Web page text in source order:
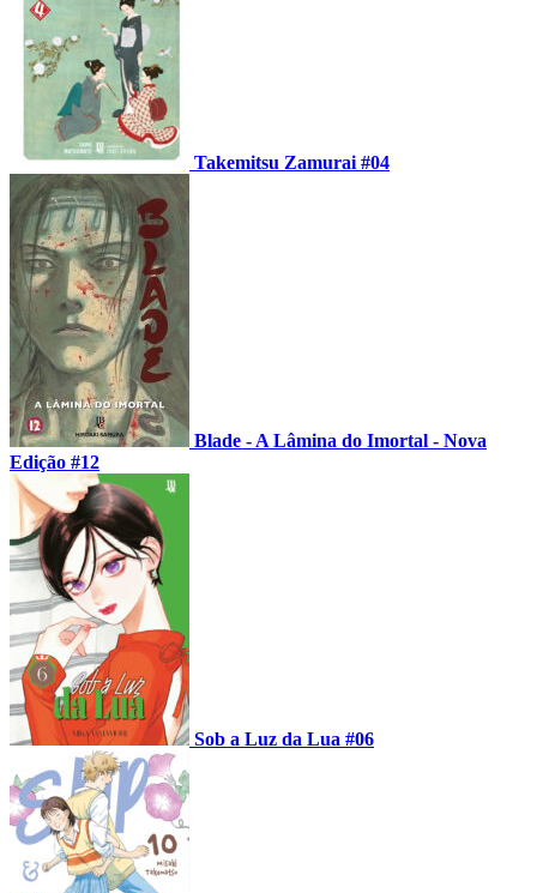
Takemitsu Zamurai #04
Blade - A Lâmina do Imortal - Nova
Edição #12
Sob a Luz da Lua #06